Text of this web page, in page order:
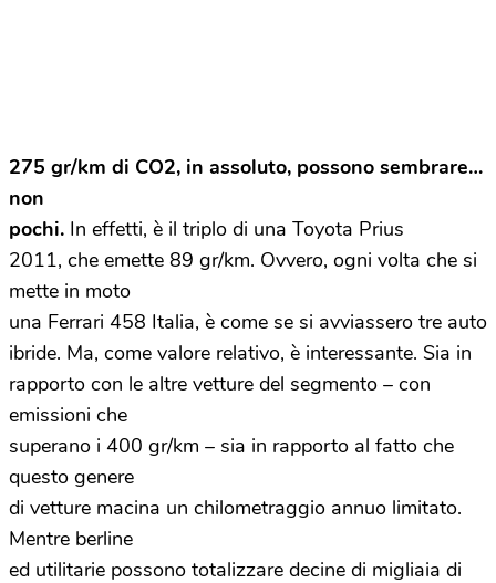
275 gr/km di CO2, in assoluto, possono sembrare…
non
pochi. In effetti, è il triplo di una Toyota Prius
2011, che emette 89 gr/km. Ovvero, ogni volta che si
mette in moto
una Ferrari 458 Italia, è come se si avviassero tre auto
ibride. Ma, come valore relativo, è interessante. Sia in
rapporto con le altre vetture del segmento – con
emissioni che
superano i 400 gr/km – sia in rapporto al fatto che
questo genere
di vetture macina un chilometraggio annuo limitato.
Mentre berline
ed utilitarie possono totalizzare decine di migliaia di